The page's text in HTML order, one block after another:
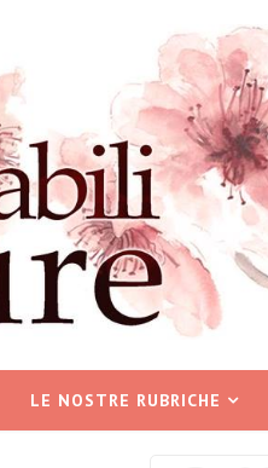
LE NOSTRE RUBRICHE